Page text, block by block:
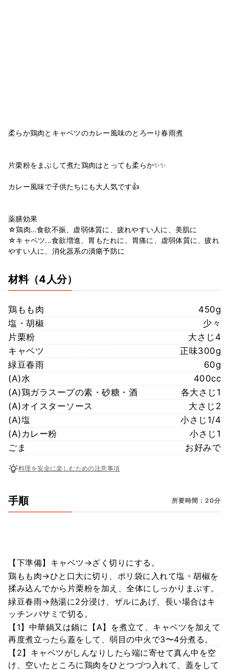
柔らか鶏肉とキャベツのカレー風味のとろーり春雨煮
片栗粉をまぶして煮た鶏肉はとっても柔らか✨✨
カレー風味で子供たちにも大人気です👍
薬膳効果
☆鶏肉…食欲不振、虚弱体質に、疲れやすい人に、美肌に
☆キャベツ...食欲増進、胃もたれに、胃痛に、虚弱体質に、疲れ
やすい人に、消化器系の潰瘍予防に
材料（4人分）
鶏もも肉
450g
塩・胡椒
少々
片栗粉
大さじ4
キャベツ
正味300g
緑豆春雨
60g
(A)水
400cc
(A)鶏ガラスープの素・砂糖・酒
各大さじ1
(A)オイスターソース
大さじ2
(A)塩
小さじ1/4
(A)カレー粉
小さじ1
ごま
お好みで
料理を安全に楽しむための注意事項
手順 所要時間：20分
【下準備】キャベツ→ざく切りにする。
鶏もも肉→ひと口大に切り、ポリ袋に入れて塩・胡椒を
揉み込んでから片栗粉を加え、全体にしっかりまぶす。
緑豆春雨→熱湯に2分浸け、ザルにあげ、長い場合はキ
ッチンバサミで切る。
【1】中華鍋又は鍋に【A】を煮立て、キャベツを加えて
再度煮立ったら蓋をして、弱目の中火で3〜4分煮る。
【2】キャベツがしんなりしたら端に寄せて真ん中を空
け、空いたところに鶏肉をひとつづつ入れて、蓋をして